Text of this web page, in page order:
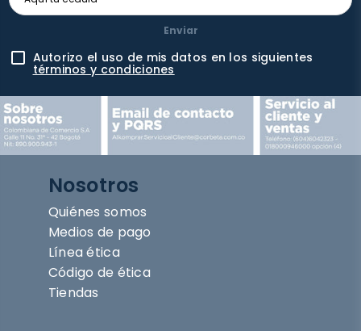
Enviar
Autorizo el uso de mis datos en los siguientes
términos y condiciones
Nosotros
Quiénes somos
Medios de pago
Línea ética
Código de ética
Tiendas